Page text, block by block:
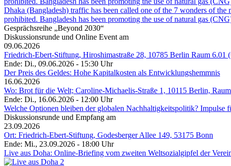
Dhaka (Bangladesh) traffic has been called one of the 7 wonders of
prohibited. Bangladesh has been promoting the use of natural gas
Gesprächsreihe „Beyond 2030“
Diskussionsrunde und Online Event am
09.06.2026
Friedrich-Ebert-Stiftung, Hiroshimastraße 28, 10785 Berlin Raum 6.01
Ende: Di., 09.06.2026 - 15:30 Uhr
Der Preis des Geldes: Hohe Kapitalkosten als Entwicklungshemmnis
16.06.2026
Wo: Brot für die Welt; Caroline-Michaelis-Straße 1, 10115 Berlin,
Ende: Di., 16.06.2026 - 12:00 Uhr
Welche Optionen bleiben der globalen Nachhaltigkeitspolitik? Impulse
Diskussionsrunde und Empfang am
23.09.2026
Ort: Friedrich-Ebert-Stiftung, Godesberger Allee 149, 53175 Bonn
Ende: Mi., 23.09.2026 - 18:00 Uhr
Live aus Doha: Online-Briefing vom zweiten Weltsozialgipfel der